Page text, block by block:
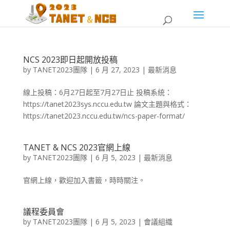
NCS 2023即日起開放投稿
by TANET2023團隊| 6 月 27, 2023 | 最新消息
線上投稿：6月27日起至7月27日止 投稿系統：
https://tanet2023sys.nccu.edu.tw 論文主題與格式：
https://tanet2023.nccu.edu.tw/ncs-paper-format/
TANET & NCS 2023官網上線
by TANET2023團隊| 6 月 5, 2023 | 最新消息
官網上線，歡迎加入書籤，時時關注。
議程委員會
by TANET2023團隊| 6 月 5, 2023 | 會議組織